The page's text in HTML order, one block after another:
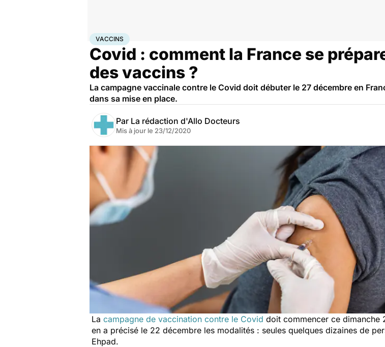
AccueilSanté Médicaments
VACCINS
Covid : comment la France se
des vaccins ?
La campagne vaccinale contre le Covid doit débuter le 27 décembre en
dans sa mise en place.
Par La rédaction d'Allo Docteurs
Mis à jour le 23/12/2020
La campagne de vaccination contre le Covid doit commencer ce dimanche
en a précisé le 22 décembre les modalités : seules quelques dizaines de
Ehpad.